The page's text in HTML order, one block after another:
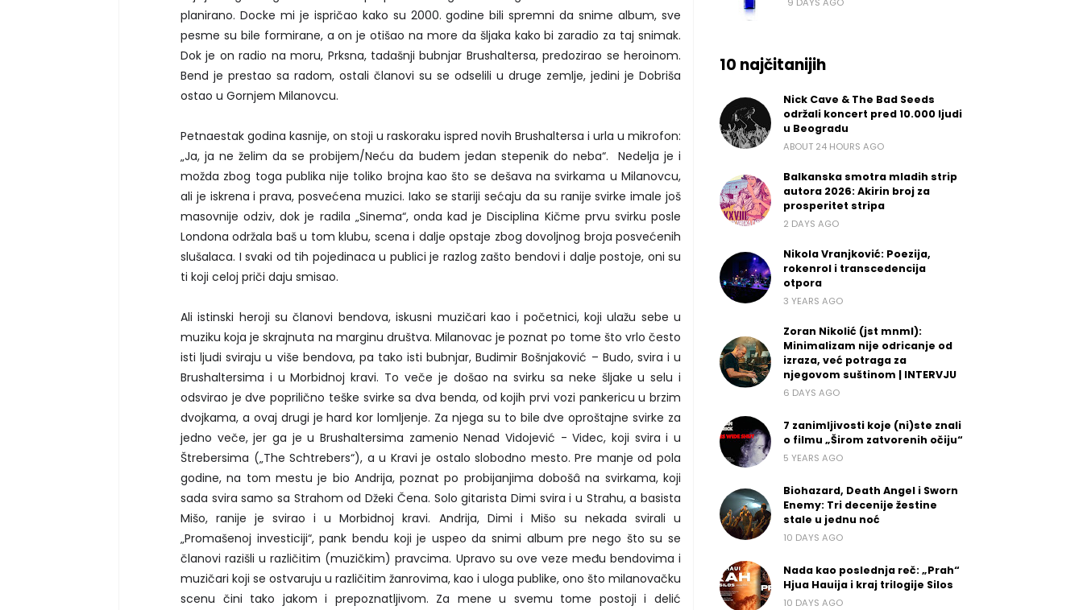
planirano. Docke mi je ispričao kako su 2000. godine bili spremni da snime album, sve
pesme su bile formirane, a on je otišao na more da šljaka kako bi zaradio za taj snimak.
Dok je on radio na moru, Prksna, tadašnji bubnjar Brushaltersa, predozirao se heroinom.
Bend je prestao sa radom, ostali članovi su se odselili u druge zemlje, jedini je Dobriša
ostao u Gornjem Milanovcu.
Petnaestak godina kasnije, on stoji u raskoraku ispred novih Brushaltersa i urla u mikrofon:
„Ja, ja ne želim da se probijem/Neću da budem jedan stepenik do neba“. Nedelja je i
možda zbog toga publika nije toliko brojna kao što se dešava na svirkama u Milanovcu,
ali je iskrena i prava, posvećena muzici. Iako se stariji sećaju da su ranije svirke imale još
masovnije odziv, dok je radila „Sinema“, onda kad je Disciplina Kičme prvu svirku posle
Londona održala baš u tom klubu, scena i dalje opstaje zbog dovoljnog broja posvećenih
slušalaca. I svaki od tih pojedinaca u publici je razlog zašto bendovi i dalje postoje, oni su
ti koji celoj priči daju smisao.
Ali istinski heroji su članovi bendova, iskusni muzičari kao i početnici, koji ulažu sebe u
muziku koja je skrajnuta na marginu društva. Milanovac je poznat po tome što vrlo često
isti ljudi sviraju u više bendova, pa tako isti bubnjar, Budimir Bošnjaković – Budo, svira i u
Brushaltersima i u Morbidnoj kravi. To veče je došao na svirku sa neke šljake u selu i
odsvirao je dve poprilično teške svirke sa dva benda, od kojih prvi vozi pankericu u brzim
dvojkama, a ovaj drugi je hard kor lomljenje. Za njega su to bile dve oproštajne svirke za
jedno veče, jer ga je u Brushaltersima zamenio Nenad Vidojević - Videc, koji svira i u
Štrebersima („The Schtrebers“), a u Kravi je ostalo slobodno mesto. Pre manje od pola
godine, na tom mestu je bio Andrija, poznat po probijanjima dobošâ na svirkama, koji
sada svira samo sa Strahom od Džeki Čena. Solo gitarista Dimi svira i u Strahu, a basista
Mišo, ranije je svirao i u Morbidnoj kravi. Andrija, Dimi i Mišo su nekada svirali u
„Promašenoj investiciji“, pank bendu koji je uspeo da snimi album pre nego što su se
članovi razišli u različitim (muzičkim) pravcima. Upravo su ove veze među bendovima i
muzičari koji se ostvaruju u različitim žanrovima, kao i uloga publike, ono što milanovačku
scenu čini tako jakom i prepoznatljivom. Za mene u svemu tome postoji i delić
10 najčitanijih
Nick Cave & The Bad Seeds
održali koncert pred 10.000 ljudi
u Beogradu
ABOUT 24 HOURS AGO
Balkanska smotra mladih strip
autora 2026: Akirin broj za
prosperitet stripa
2 DAYS AGO
Nikola Vranjković: Poezija,
rokenrol i transcedencija
otpora
3 YEARS AGO
Zoran Nikolić (jst mnml):
Minimalizam nije odricanje od
izraza, već potraga za
njegovom suštinom | INTERVJU
6 DAYS AGO
7 zanimljivosti koje (ni)ste znali
o filmu „Širom zatvorenih očiju“
5 YEARS AGO
Biohazard, Death Angel i Sworn
Enemy: Tri decenije žestine
stale u jednu noć
10 DAYS AGO
Nada kao poslednja reč: „Prah“
Hjua Hauija i kraj trilogije Silos
10 DAYS AGO